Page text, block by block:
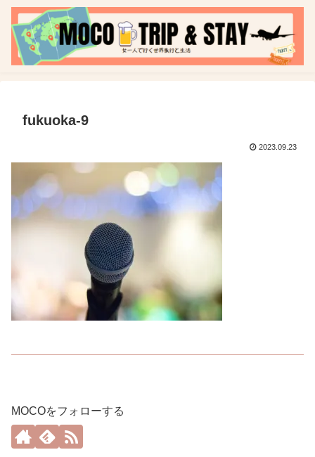
fukuoka-9
2023.09.23
MOCOをフォローする